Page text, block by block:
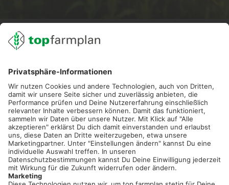
02501 801 44 84
service@topfarmplan.de
Sei immer auf dem Laufenden!
Neue Features, spannende Tipps und hilfreiche Anleitungen!